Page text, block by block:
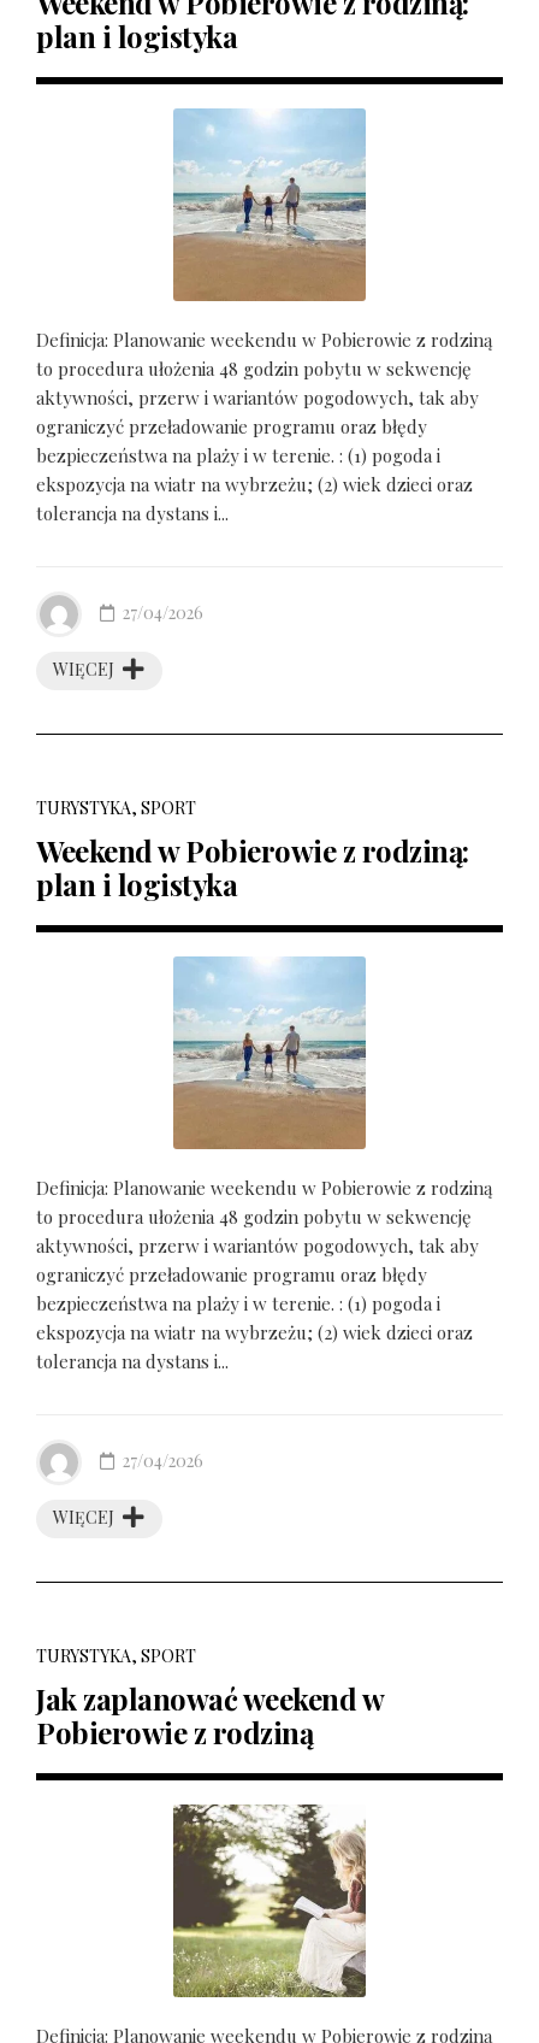
plan i logistyka
Definicja: Planowanie weekendu w Pobierowie z rodziną
to procedura ułożenia 48 godzin pobytu w sekwencję
aktywności, przerw i wariantów pogodowych, tak aby
ograniczyć przeładowanie programu oraz błędy
bezpieczeństwa na plaży i w terenie. : (1) pogoda i
ekspozycja na wiatr na wybrzeżu; (2) wiek dzieci oraz
tolerancja na dystans i...
WIĘCEJ
27/04/2026
TURYSTYKA, SPORT
Weekend w Pobierowie z rodziną:
plan i logistyka
Definicja: Planowanie weekendu w Pobierowie z rodziną
to procedura ułożenia 48 godzin pobytu w sekwencję
aktywności, przerw i wariantów pogodowych, tak aby
ograniczyć przeładowanie programu oraz błędy
bezpieczeństwa na plaży i w terenie. : (1) pogoda i
ekspozycja na wiatr na wybrzeżu; (2) wiek dzieci oraz
tolerancja na dystans i...
WIĘCEJ
27/04/2026
TURYSTYKA, SPORT
Jak zaplanować weekend w
Pobierowie z rodziną
Definicja: Planowanie weekendu w Pobierowie z rodziną